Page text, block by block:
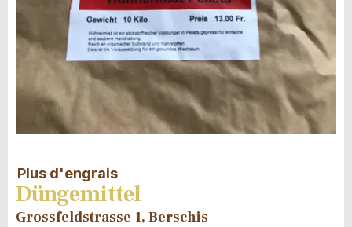
Plus d'engrais
Düngemittel
Grossfeldstrasse 1, Berschis